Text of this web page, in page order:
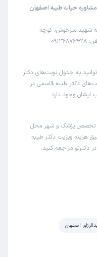
حیات طیبه اصفهان
شهید سرخوش، کوچه
به جدول نوبت‌های دکتر
دکتر طیبه قاسمی در
ایشان وجود دارد.
تخصص پزشک و شهر محل
هزینه ویزیت دکتر طیبه
دکترتو مراجعه کنید.
اصفهان